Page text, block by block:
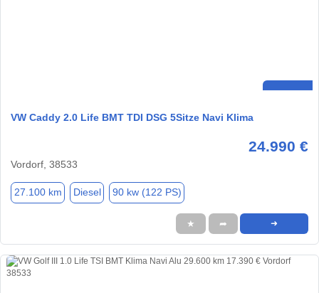
VW Caddy 2.0 Life BMT TDI DSG 5Sitze Navi Klima
24.990 €
Vordorf, 38533
27.100 km Diesel 90 kw (122 PS)
★ ➦ ➜